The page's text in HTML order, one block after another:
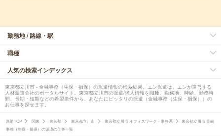
勤務地 / 路線・駅
職種
人気の検索インデックス
東京都立川市 - 金融事務（生保・損保）の派遣情報の検索結果。エン派遣は、エンが運営する
人材派遣会社のポータルサイト。東京都立川市の派遣/求人情報を職種、勤務地、時給、勤務時
間、長期・短期などの希望条件から、あなたにピッタリの派遣（金融事務（生保・損保））の
お仕事を探せます。
派遣TOP 関東 東京都 東京都立川市 東京都立川市 オフィスワーク・事務系
東京都立川市 金融
事務（生保・損保）の派遣の仕事一覧